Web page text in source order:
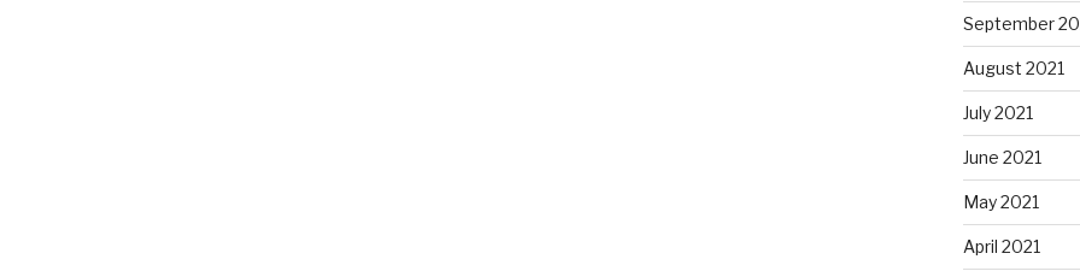
September
August 2021
July 2021
June 2021
May 2021
April 2021